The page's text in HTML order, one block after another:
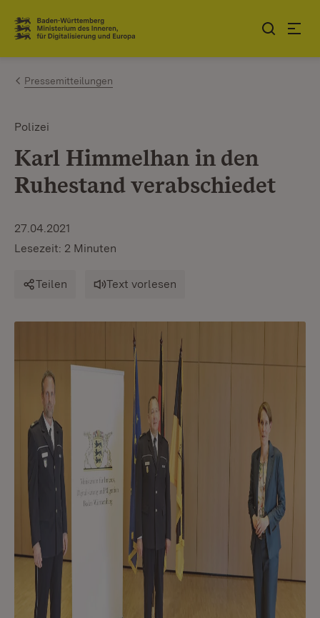
Zum Inhalt springen
Link zur Startseite
Pressemitteilungen
Polizei
Karl Himmelhan in den
Ruhestand verabschiedet
27.04.2021
Lesezeit: 2 Minuten
Teilen Text vorlesen